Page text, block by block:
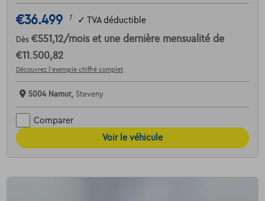
€36.499 1 ✓ TVA déductible
Dès €551,12/mois et une dernière mensualité de
€11.500,82
Découvrez l’exemple chiffré complet
5004 Namur, Steveny
Comparer
Voir le véhicule